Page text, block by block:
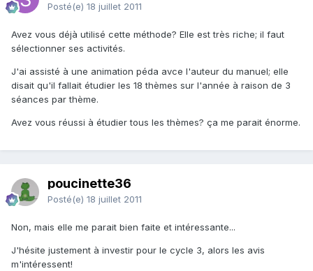
Posté(e) 18 juillet 2011
Avez vous déjà utilisé cette méthode? Elle est très riche; il faut
sélectionner ses activités.
J'ai assisté à une animation péda avce l'auteur du manuel; elle
disait qu'il fallait étudier les 18 thèmes sur l'année à raison de 3
séances par thème.
Avez vous réussi à étudier tous les thèmes? ça me parait énorme.
poucinette36
Posté(e) 18 juillet 2011
Non, mais elle me parait bien faite et intéressante...
J'hésite justement à investir pour le cycle 3, alors les avis
m'intéressent!